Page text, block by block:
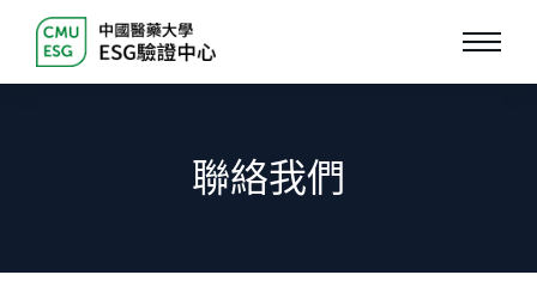
聯絡我們